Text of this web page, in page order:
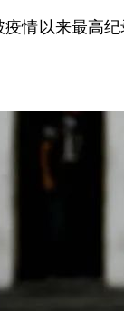
情以来最高